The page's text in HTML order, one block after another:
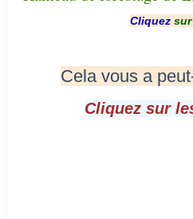
Cliquez
Cela vous a
Cliquez sur